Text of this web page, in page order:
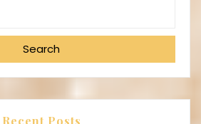
Search
Recent Posts